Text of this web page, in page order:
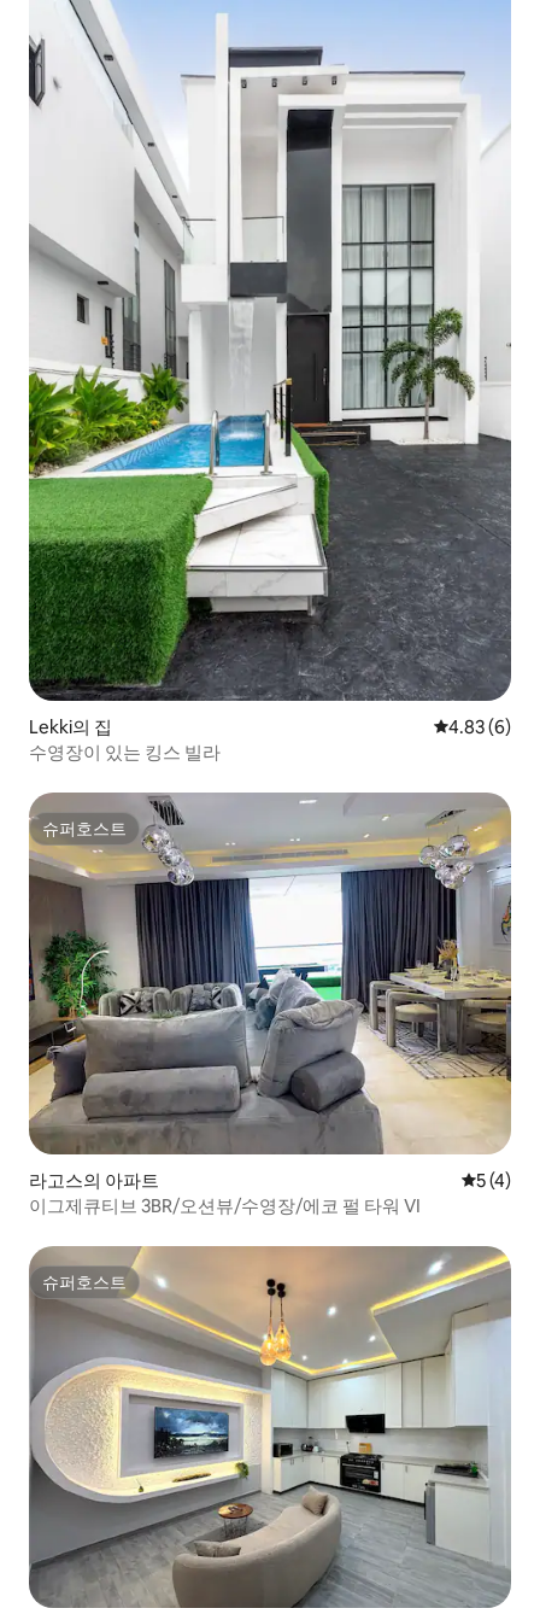
Lekki의 집 평점 4.83점
4.83 (6)
수영장이 있는 킹스 빌라
슈퍼호스트
슈퍼호스트
라고스의 아파트 평점 5점
5 (4)
이그제큐티브 3BR/오션뷰/수영장/에코 펄 타워 VI
슈퍼호스트
슈퍼호스트